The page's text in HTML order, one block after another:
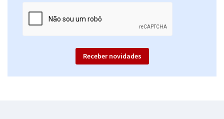
Comprar
Receber novidades